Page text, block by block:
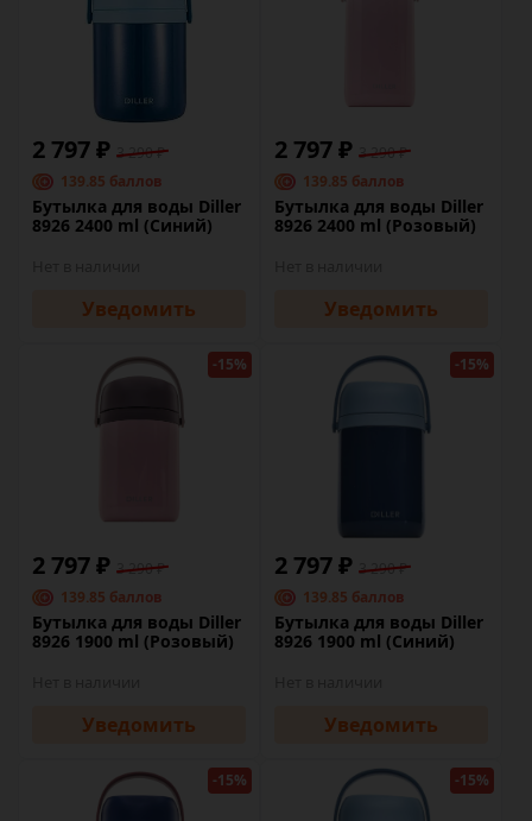
2 797 ₽ 3 290 ₽
139.85 баллов
Бутылка для воды Diller
8926 2400 ml (Синий)
Уведомить
2 797 ₽ 3 290 ₽
139.85 баллов
Бутылка для воды Diller
8926 2400 ml (Розовый)
Уведомить
-15%
2 797 ₽ 3 290 ₽
139.85 баллов
Бутылка для воды Diller
8926 1900 ml (Розовый)
Уведомить
-15%
2 797 ₽ 3 290 ₽
139.85 баллов
Бутылка для воды Diller
8926 1900 ml (Синий)
Уведомить
-15% -15%